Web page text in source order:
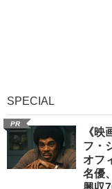
SPECIAL
PR
《
フ・
オフ
名優